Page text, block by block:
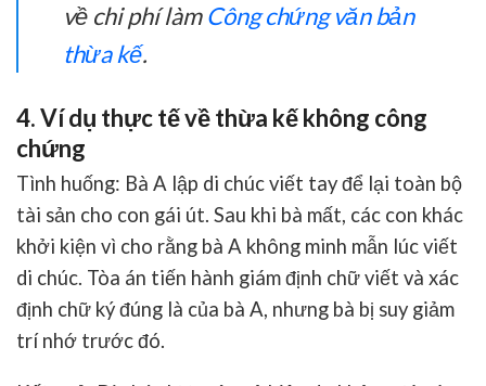
về chi phí làmCông chứng văn bản
thừa kế.
4. Ví dụ thực tế về thừa kế không công
chứng
Tình huống: Bà A lập di chúc viết tay để lại toàn bộ
tài sản cho con gái út. Sau khi bà mất, các con khác
khởi kiện vì cho rằng bà A không minh mẫn lúc viết
di chúc. Tòa án tiến hành giám định chữ viết và xác
định chữ ký đúng là của bà A, nhưng bà bị suy giảm
trí nhớ trước đó.